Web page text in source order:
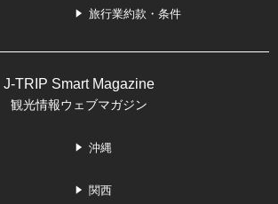
旅行業約款・条件
J-TRIP Smart Magazine
観光情報ウェブマガジン
沖縄
関西